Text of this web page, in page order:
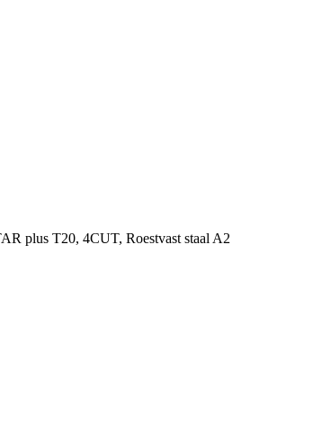
plus T20, 4CUT, Roestvast staal A2